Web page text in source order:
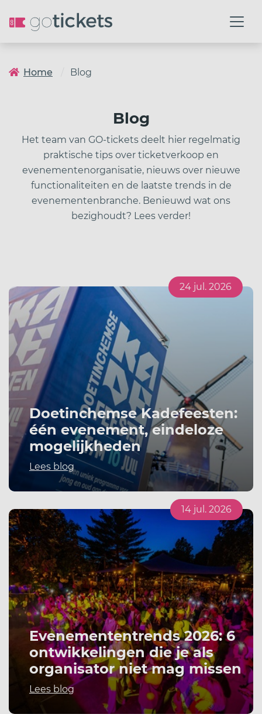
Home Blog
Blog
Het team van GO-tickets deelt hier regelmatig
praktische tips over ticketverkoop en
evenementenorganisatie, nieuws over nieuwe
functionaliteiten en de laatste trends in de
evenementenbranche. Benieuwd wat ons
bezighoudt? Lees verder!
Doetinchemse Kadefeesten:
één evenement, eindeloze
mogelijkheden
Lees blog
24 jul. 2026
Evenemententrends 2026: 6
ontwikkelingen die je als
organisator niet mag missen
Lees blog
14 jul. 2026